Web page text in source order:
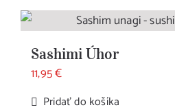
Sashimi Úhor
11,95€
Pridať do košíka